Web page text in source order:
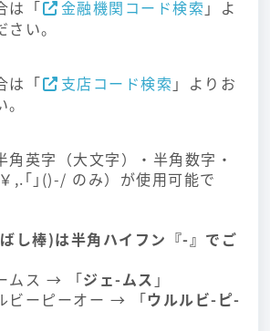
は「
金融機関コード検索 」よ
い。
は「
支店コード検索 」よりお
角英字（大文字）・半角数字・
,.｢｣()-/ のみ）が使用可能で
し棒)は半角ハイフン『-』でご
ムス → 「ジェ-ムス 」
ピーオー → 「ウルルビ-ピ-